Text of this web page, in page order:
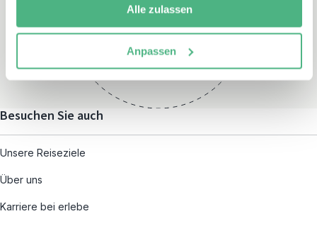
Alle zulassen
Anpassen
Montag – Freitag:
und nach individueller
Terminvereinbarung
Besuchen Sie auch
Unsere Reiseziele
Über uns
Karriere bei erlebe